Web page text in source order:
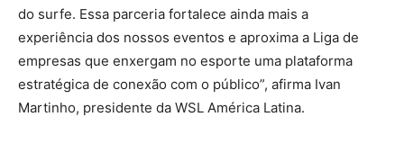
do surfe. Essa parceria fortalece ainda mais a
experiência dos nossos eventos e aproxima a Liga de
empresas que enxergam no esporte uma plataforma
estratégica de conexão com o público”, afirma Ivan
Martinho, presidente da WSL América Latina.